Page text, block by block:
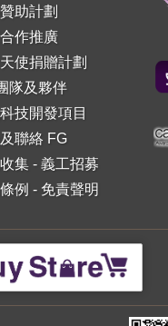
助計劃
作推廣
使捐贈計劃
隊及夥伴
技開發項目
聯絡 FG
集- 義工招募
例 - 免責聲明